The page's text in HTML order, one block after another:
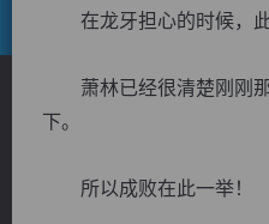
在龙牙担心的时候，此
萧林已经很清楚刚刚那
下。
所以成败在此一举！